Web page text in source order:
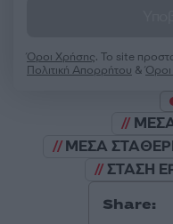
Όροι Χρήσης. Το site
Πολιτική Απορρήτου &
ΜΕΣΑ
ΣΤΑΣΗ
Share: